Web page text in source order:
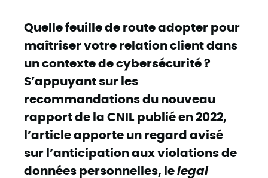
Quelle feuille de route adopter pour
maîtriser votre relation client dans
un contexte de cybersécurité ?
S’appuyant sur les
recommandations du nouveau
rapport de la CNIL publié en 2022,
l’article apporte un regard avisé
sur l’anticipation aux violations de
données personnelles, lelegal